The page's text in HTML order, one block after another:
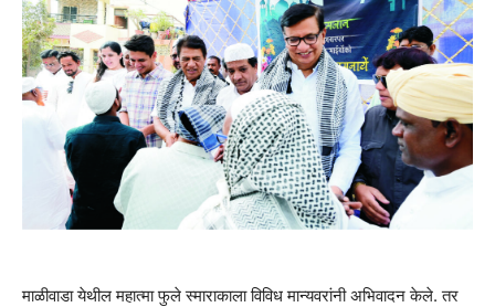
माळीवाडा येथील महात्मा फुले स्माराकाला विविध मान्यवरांनी अभिवादन केले. तर